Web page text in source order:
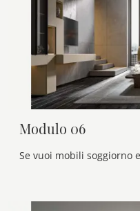
Modulo 06